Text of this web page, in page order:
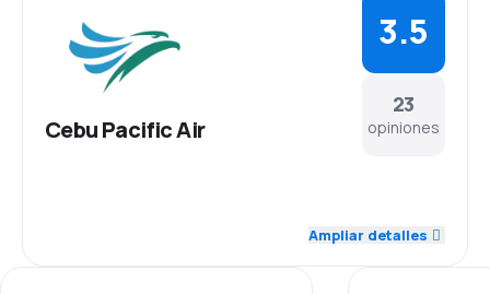
Cebu Pacific Air
23
opiniones
3.5
Ampliar detalles